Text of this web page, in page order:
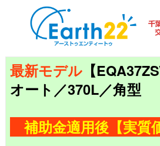
最新モデル 【
オート／370L／角型
補助金適用後【実質